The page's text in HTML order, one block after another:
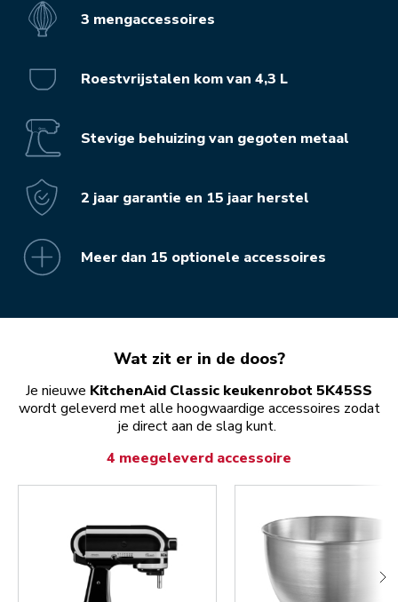
3 mengaccessoires
Roestvrijstalen kom van 4,3 L
Stevige behuizing van gegoten metaal
2 jaar garantie en 15 jaar herstel
Meer dan 15 optionele accessoires
Wat zit er in de doos?
Je nieuwe KitchenAid Classic keukenrobot 5K45SS
wordt geleverd met alle hoogwaardige accessoires zodat
je direct aan de slag kunt.
4 meegeleverd accessoire